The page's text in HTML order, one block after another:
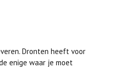
Dronten heeft voor
enige waar je moet